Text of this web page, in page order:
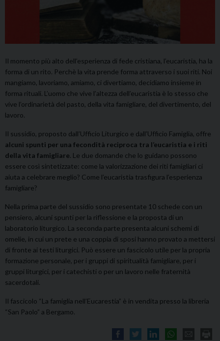
Il momento più alto dell’esperienza di fede cristiana, l’eucaristia, ha la
forma di un rito. Perchè la vita prende forma attraverso i suoi riti. Noi
mangiamo, lavoriamo, amiamo, ci divertiamo, decidiamo insieme in
forma rituali. L’uomo che vive l’altezza dell’eucaristia è lo stesso che
vive l’ordinarietà del pasto, della vita famigliare, del divertimento, del
lavoro.
Il sussidio, proposto dall’Ufficio Liturgico e dall’Ufficio Famiglia, offre
alcuni spunti per una fecondità reciproca tra l’eucaristia e i riti
della vita famigliare. Le due domande che lo guidano possono
essere così sintetizzate: come la valorizzazione dei riti famigliari ci
aiuta a celebrare meglio? Come l’eucaristia trasfigura l’esperienza
famigliare?
Nella prima parte del sussidio sono presentate 10 schede con un
pensiero, alcuni spunti per la riflessione e la proposta di un
laboratorio liturgico. La seconda parte presenta alcuni schemi di
omelie, in cui un prete e una coppia di sposi hanno provato a mettersi
di fronte ai testi liturgici. Può essere un fascicolo utile per la propria
formazione personale, per i gruppi di spiritualità famigliare, per i
gruppi liturgici, per i catechisti o per un lavoro nelle fraternità
sacerdotali.
Il fascicolo “La famiglia nell’Eucarestia” è in vendita presso la libreria
“San Paolo” a Bergamo.